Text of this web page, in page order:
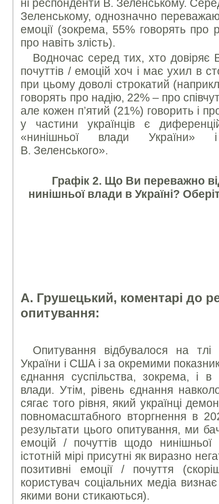
ні респонденти В. Зеленському.
Зеленському, однозначно
емоції (зокрема, 55% говорять про
про навіть злість).
Водночас серед тих, хто довіряє
почуттів / емоцій хоч і має ухил в
при цьому доволі строкатий
говорять про надію, 22% – про
але кожен п’ятий (21%) говорить і
у частини українців є
«нинішньої влади
В. Зеленського».
Графік 2. Що Ви переважно
нинішньої влади в Україні?
А. Грушецький, коментарі до
опитування:
Опитування відбувалося на тлі
України і США і за окремими
єднання суспільства, зокрема, і в
влади. Утім, рівень єднання
сягає того рівня, який українці
повномасштабного вторгнення в
результати цього опитування, ми
емоцій / почуттів щодо
істотній мірі присутні як виразно
позитивні емоції / почуття
користувач соціальних медіа
якими вони стикаються).